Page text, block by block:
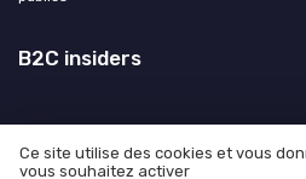
B2C insiders
Ce site utilise des cookies et vous
vous souhaitez activer